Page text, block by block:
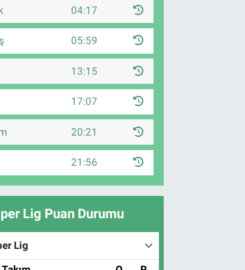
04:17
05:59
13:15
17:07
20:21
21:56
Lig Puan Durumu
Lig